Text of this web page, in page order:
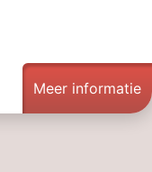
Meer informatie